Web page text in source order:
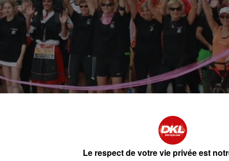
FB/la Dannemarienne
Le respect de votre vie privée est